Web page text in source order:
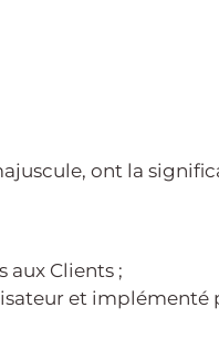
ont la
aux Clients ;
et implémenté